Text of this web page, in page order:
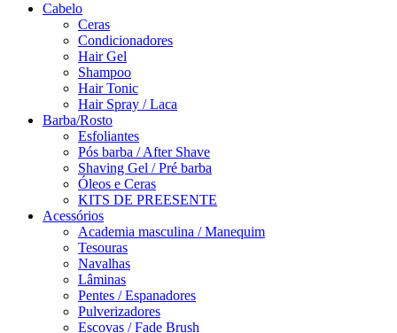
Cabelo
Ceras
Condicionadores
Hair Gel
Shampoo
Hair Tonic
Hair Spray / Laca
Barba/Rosto
Esfoliantes
Pós barba / After Shave
Shaving Gel / Pré barba
Óleos e Ceras
KITS DE PREESENTE
Acessórios
Academia masculina / Manequim
Tesouras
Navalhas
Lâminas
Pentes / Espanadores
Pulverizadores
Escovas / Fade Brush